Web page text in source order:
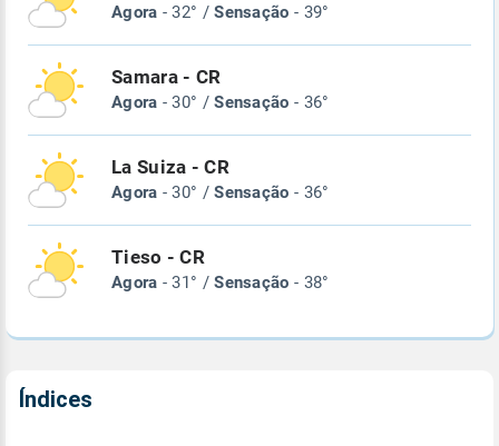
Agora - 32° /Sensação - 39°
Samara - CR
Agora - 30° /Sensação - 36°
La Suiza - CR
Agora - 30° /Sensação - 36°
Tieso - CR
Agora - 31° /Sensação - 38°
Índices